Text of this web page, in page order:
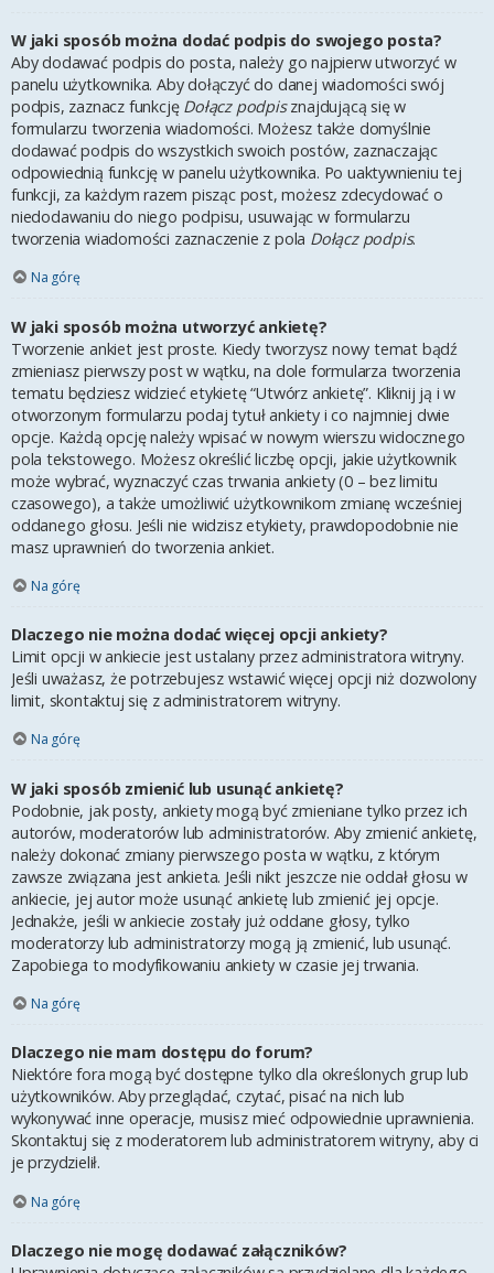
W jaki sposób można dodać podpis do swojego posta?
Aby dodawać podpis do posta, należy go najpierw utworzyć w
panelu użytkownika. Aby dołączyć do danej wiadomości swój
podpis, zaznacz funkcję Dołącz podpisznajdującą się w
formularzu tworzenia wiadomości. Możesz także domyślnie
dodawać podpis do wszystkich swoich postów, zaznaczając
odpowiednią funkcję w panelu użytkownika. Po uaktywnieniu tej
funkcji, za każdym razem pisząc post, możesz zdecydować o
niedodawaniu do niego podpisu, usuwając w formularzu
tworzenia wiadomości zaznaczenie z pola Dołącz podpis.
Na górę
W jaki sposób można utworzyć ankietę?
Tworzenie ankiet jest proste. Kiedy tworzysz nowy temat bądź
zmieniasz pierwszy post w wątku, na dole formularza tworzenia
tematu będziesz widzieć etykietę “Utwórz ankietę”. Kliknij ją i w
otworzonym formularzu podaj tytuł ankiety i co najmniej dwie
opcje. Każdą opcję należy wpisać w nowym wierszu widocznego
pola tekstowego. Możesz określić liczbę opcji, jakie użytkownik
może wybrać, wyznaczyć czas trwania ankiety (0 – bez limitu
czasowego), a także umożliwić użytkownikom zmianę wcześniej
oddanego głosu. Jeśli nie widzisz etykiety, prawdopodobnie nie
masz uprawnień do tworzenia ankiet.
Na górę
Dlaczego nie można dodać więcej opcji ankiety?
Limit opcji w ankiecie jest ustalany przez administratora witryny.
Jeśli uważasz, że potrzebujesz wstawić więcej opcji niż dozwolony
limit, skontaktuj się z administratorem witryny.
Na górę
W jaki sposób zmienić lub usunąć ankietę?
Podobnie, jak posty, ankiety mogą być zmieniane tylko przez ich
autorów, moderatorów lub administratorów. Aby zmienić ankietę,
należy dokonać zmiany pierwszego posta w wątku, z którym
zawsze związana jest ankieta. Jeśli nikt jeszcze nie oddał głosu w
ankiecie, jej autor może usunąć ankietę lub zmienić jej opcje.
Jednakże, jeśli w ankiecie zostały już oddane głosy, tylko
moderatorzy lub administratorzy mogą ją zmienić, lub usunąć.
Zapobiega to modyfikowaniu ankiety w czasie jej trwania.
Na górę
Dlaczego nie mam dostępu do forum?
Niektóre fora mogą być dostępne tylko dla określonych grup lub
użytkowników. Aby przeglądać, czytać, pisać na nich lub
wykonywać inne operacje, musisz mieć odpowiednie uprawnienia.
Skontaktuj się z moderatorem lub administratorem witryny, aby ci
je przydzielił.
Na górę
Dlaczego nie mogę dodawać załączników?